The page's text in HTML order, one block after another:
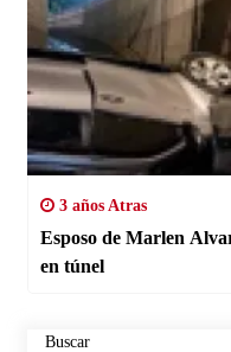
3 años Atras
Esposo de Marlen
en túnel
Buscar